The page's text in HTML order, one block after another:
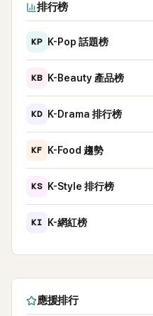
排行榜
KP K-Pop 話題榜
KB K-Beauty 產品榜
KD K-Drama 排行榜
KF K-Food 趨勢
KS K-Style 排行榜
KI K-網紅榜
應援排行